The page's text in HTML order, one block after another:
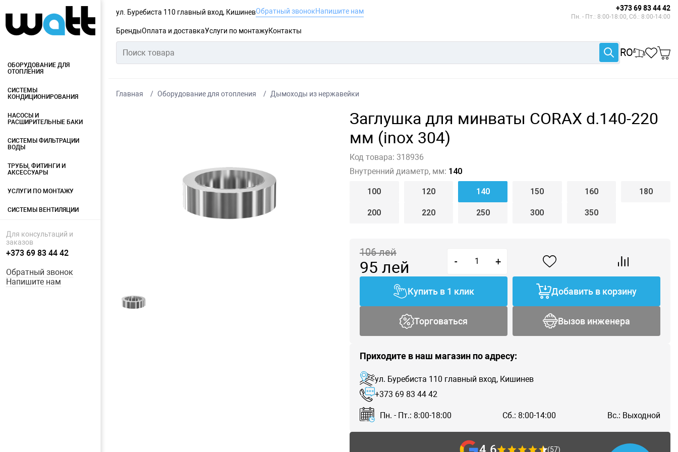
ул. Буребиста 110 главный вход, КишиневОбратный звонокНапишите нам +373 69 83 44 42
Пн. - Пт.: 8:00-18:00, Сб.: 8:00-14:00
БрендыОплата и доставкаУслуги по монтажуКонтакты
RO
ОБОРУДОВАНИЕ ДЛЯ
ОТОПЛЕНИЯ
СИСТЕМЫ
КОНДИЦИОНИРОВАНИЯ
НАСОСЫ И
РАСШИРИТЕЛЬНЫЕ БАКИ
СИСТЕМЫ ФИЛЬТРАЦИИ
ВОДЫ
ТРУБЫ, ФИТИНГИ И
АКСЕССУАРЫ
УСЛУГИ ПО МОНТАЖУ
СИСТЕМЫ ВЕНТИЛЯЦИИ
Для консультаций и
заказов
+373 69 83 44 42
Обратный звонок
Напишите нам
Главная Оборудование для отопления Дымоходы из нержавейки
Заглушка для минваты CORAX d.140-220
мм (inox 304)
Код товара: 318936
Внутренний диаметр, мм: 140
100 120 140 150 160 180
200 220 250 300 350
106лей
95 лей - +
Купить в 1 клик Добавить в корзину
Торговаться Вызов инженера
Приходите в наш магазин по адресу:
ул. Буребиста 110 главный вход, Кишинев
+373 69 83 44 42
Пн. - Пт.: 8:00-18:00 Сб.: 8:00-14:00 Вс.: Выходной
(57)